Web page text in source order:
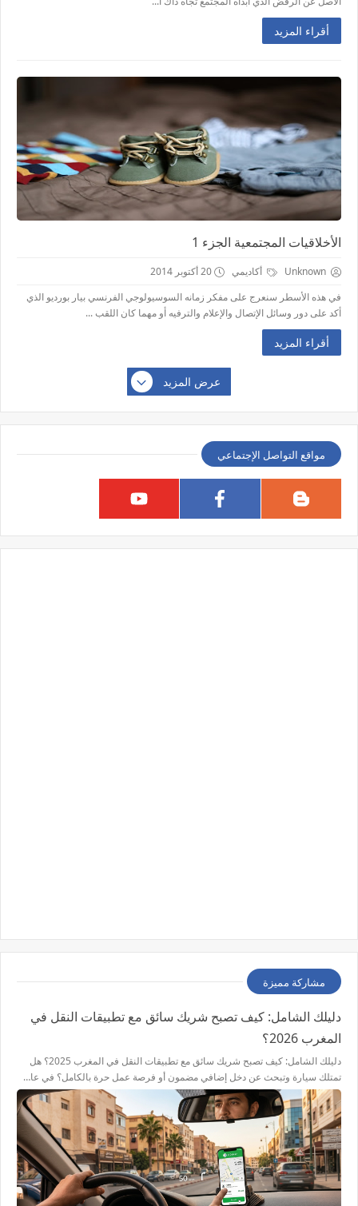
أقراء المزيد
الأخلاقيات المجتمعية الجزء 1
Unknown أكاديمي
20 أكتوبر 2014
ﻓﻲ ﻫﺬﻩ ﺍﻷ‌ﺳﻄﺮ ﺳﻨﻌﺮﺝ ﻋﻠﻰ ﻣﻔﻜﺮ ﺯﻣﺎﻧﻪ ﺍﻟﺴﻮﺳﻴﻮﻟﻮﺟﻲ ﺍﻟﻔﺮﻧﺴﻲ ﺑﻴﺎﺭ ﺑﻮﺭﺩﻳﻮ ﺍﻟﺬﻱ
ﺃﻛﺪ ﻋﻠﻰ ﺩﻭﺭ ﻭﺳﺎﺋﻞ ﺍﻹ‌ﺗﺼﺎﻝ ﻭﺍﻹ‌ﻋﻼ‌ﻡ ﻭﺍﻟﺘﺮﻓﻴﻪ ﺃﻭ ﻣﻬﻤﺎ ﻛﺎﻥ ﺍﻟﻠﻘﺐ ...
أقراء المزيد
عرض المزيد
مواقع التواصل الإجتماعي
مشاركة مميزة
دليلك الشامل: كيف تصبح شريك سائق مع تطبيقات النقل في
المغرب 2026؟
دليلك الشامل: كيف تصبح شريك سائق مع تطبيقات النقل في المغرب 2025؟ هل
تمتلك سيارة وتبحث عن دخل إضافي مضمون أو فرصة عمل حرة بالكامل؟ في عا…